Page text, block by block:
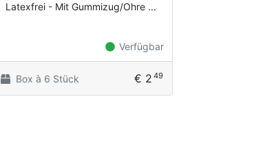
Latexfrei - Mit Gummizug/Ohre ...
Verfügbar
Box à 6 Stück € 2 49